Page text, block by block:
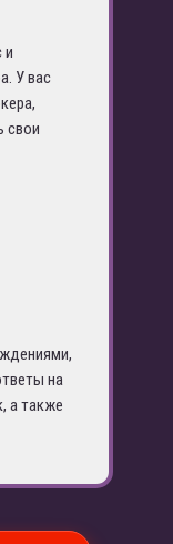
и
У вас
свои
на
а также